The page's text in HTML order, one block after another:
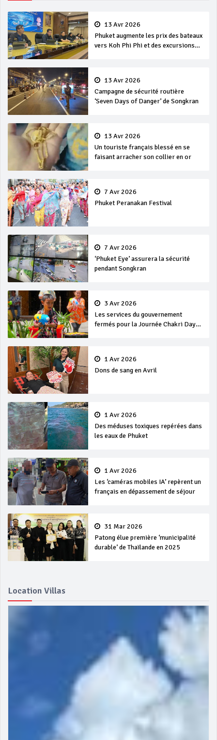
13 Avr 2026
Phuket augmente les prix des bateaux
vers Koh Phi Phi et des excursions
13 Avr 2026
Campagne de sécurité routière
‘Seven Days of Danger’ de Songkran
13 Avr 2026
Un touriste français blessé en se
faisant arracher son collier en or
7 Avr 2026
Phuket Peranakan Festival
7 Avr 2026
‘Phuket Eye’ assurera la sécurité
pendant Songkran
3 Avr 2026
Les services du gouvernement
fermés pour la Journée Chakri Day
1 Avr 2026
Dons de sang en Avril
1 Avr 2026
Des méduses toxiques repérées dans
les eaux de Phuket
1 Avr 2026
Les ‘caméras mobiles IA’ repèrent un
français en dépassement de séjour
31 Mar 2026
Patong élue première ‘municipalité
durable’ de Thaïlande en 2025
Location Villas